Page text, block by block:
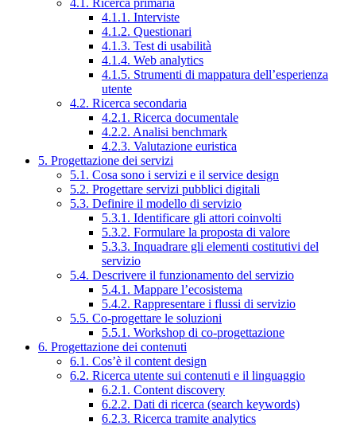
4.1. Ricerca primaria
4.1.1. Interviste
4.1.2. Questionari
4.1.3. Test di usabilità
4.1.4. Web analytics
4.1.5. Strumenti di mappatura dell’esperienza
utente
4.2. Ricerca secondaria
4.2.1. Ricerca documentale
4.2.2. Analisi benchmark
4.2.3. Valutazione euristica
5. Progettazione dei servizi
5.1. Cosa sono i servizi e il service design
5.2. Progettare servizi pubblici digitali
5.3. Definire il modello di servizio
5.3.1. Identificare gli attori coinvolti
5.3.2. Formulare la proposta di valore
5.3.3. Inquadrare gli elementi costitutivi del
servizio
5.4. Descrivere il funzionamento del servizio
5.4.1. Mappare l’ecosistema
5.4.2. Rappresentare i flussi di servizio
5.5. Co-progettare le soluzioni
5.5.1. Workshop di co-progettazione
6. Progettazione dei contenuti
6.1. Cos’è il content design
6.2. Ricerca utente sui contenuti e il linguaggio
6.2.1. Content discovery
6.2.2. Dati di ricerca (search keywords)
6.2.3. Ricerca tramite analytics